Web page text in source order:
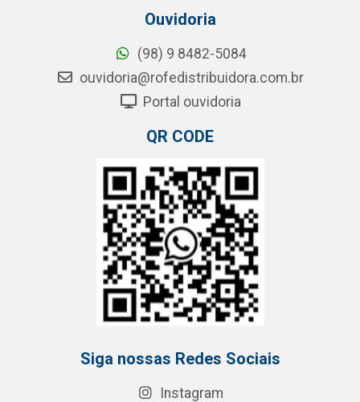
Ouvidoria
(98) 9 8482-5084
ouvidoria@rofedistribuidora.com.br
Portal ouvidoria
QR CODE
Siga nossas Redes Sociais
Instagram